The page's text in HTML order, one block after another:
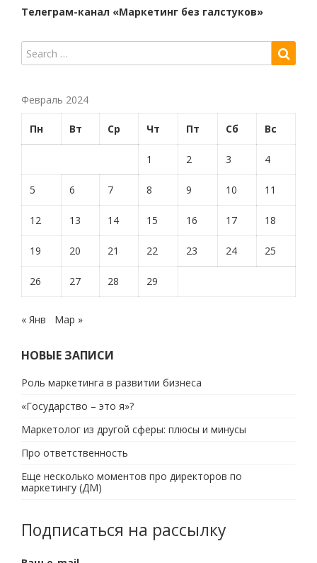
Телеграм-канал «Маркетинг без галстуков»
Февраль 2024
Пн Вт Ср Чт Пт Сб Вс
1 2 3 4
5 6 7 8 9 10 11
12 13 14 15 16 17 18
19 20 21 22 23 24 25
26 27 28 29
« Янв Мар »
НОВЫЕ ЗАПИСИ
Роль маркетинга в развитии бизнеса
«Государство – это я»?
Маркетолог из другой сферы: плюсы и минусы
Про ответственность
Еще несколько моментов про директоров по
маркетингу (ДМ)
Подписаться на рассылку